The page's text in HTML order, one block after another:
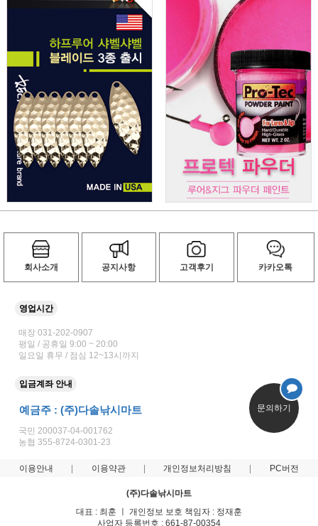
회사소개 공지사항 고객후기 카카오톡
영업시간
매장 031-202-0907
평일 / 공휴일 9:00 ~ 20:00
일요일 휴무 / 점심 12~13시까지
입금계좌 안내
예금주 : (주)다솔낚시마트
국민 200037-04-001762
농협 355-8724-0301-23
문의하기
이용안내 이용약관 개인정보처리방침 PC버전
(주)다솔낚시마트
대표 : 최훈 ㅣ 개인정보 보호 책임자 : 정재훈
사업자 등록번호 : 661-87-00354